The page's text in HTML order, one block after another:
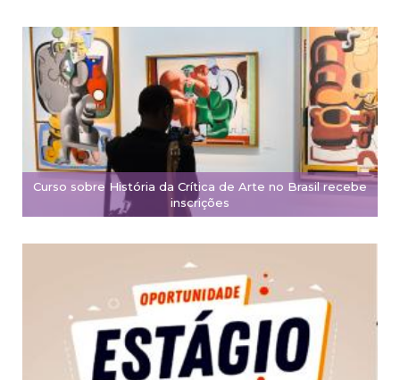
Curso sobre História da Crítica de Arte no Brasil recebe
inscrições